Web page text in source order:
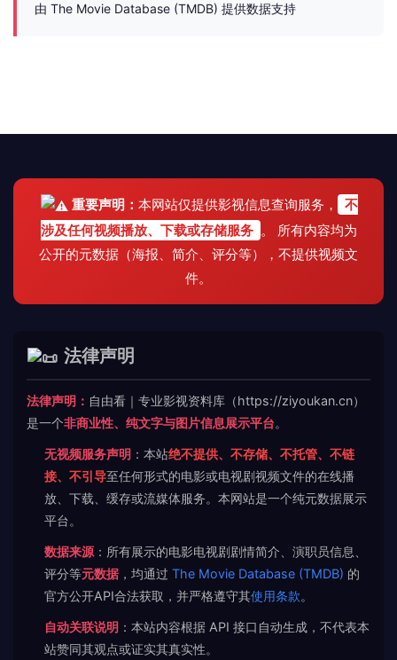
由 The Movie Database (TMDB) 提供数据支持
重要声明： 本网站仅提供影视信息查询服务，
不
涉及任何视频播放、下载或存储服务 。 所有内容均为
公开的元数据（海报、简介、评分等），不提供视频文
件。
法律声明
法律声明： 自由看｜专业影视资料库（https://ziyoukan.cn）
是一个非商业性、纯文字与图片信息展示平台。
无视频服务声明 ：本站绝不提供、不存储、不托管、不链
接、不引导至任何形式的电影或电视剧视频文件的在线播
放、下载、缓存或流媒体服务。本网站是一个纯元数据展示
平台。
数据来源 ：所有展示的电影电视剧剧情简介、演职员信息、
评分等元数据，均通过 The Movie Database (TMDB) 的
官方公开API合法获取，并严格遵守其使用条款。
自动关联说明 ：本站内容根据 API 接口自动生成，不代表本
站赞同其观点或证实其真实性。